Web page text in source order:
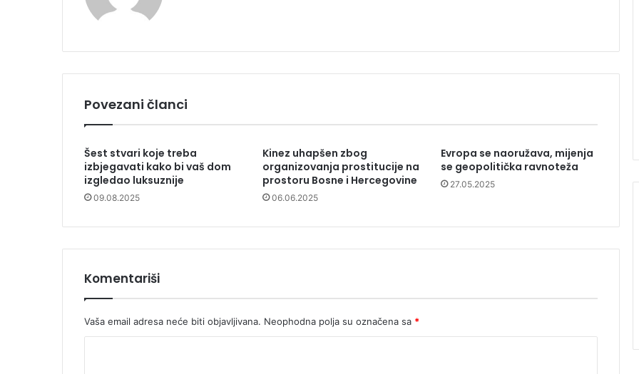
Povezani članci
Šest stvari koje treba
izbjegavati kako bi vaš dom
izgledao luksuznije
09.08.2025
Kinez uhapšen zbog
organizovanja prostitucije na
prostoru Bosne i Hercegovine
06.06.2025
Evropa se naoružava, mijenja
se geopolitička ravnoteža
27.05.2025
Komentariši
Vaša email adresa neće biti objavljivana. Neophodna polja su označena sa *